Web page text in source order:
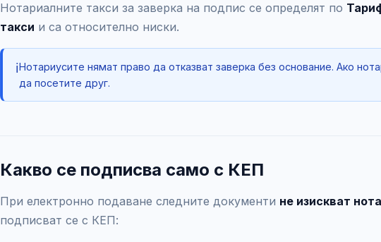
Нотариалните такси за заверка на подпис се определят по
такси и са относително ниски.
ℹ️Нотариусите нямат право да отказват заверка без основание. Ако
да посетите друг.
Какво се подписва само с КЕП
При електронно подаване следните документи не изискват
подписват се с КЕП: